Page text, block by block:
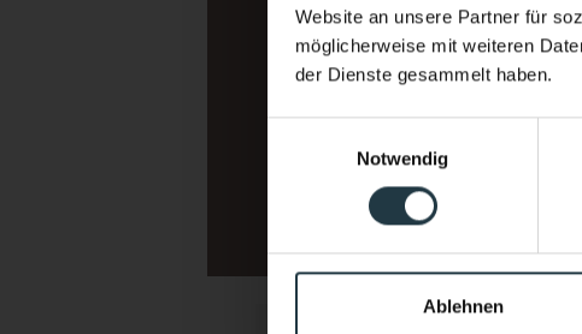
Website an unsere Partner für
möglicherweise mit weiteren
der Dienste gesammelt haben.
Notwendig
Ablehnen
I am interested in:*
Wellness vacation
Mountain sports/alpinism
Sports & active vacations
Yoga & Meditation Carp
I agree that the personal